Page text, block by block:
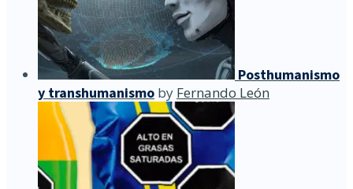
Posthumanismo
y transhumanismo by Fernando León